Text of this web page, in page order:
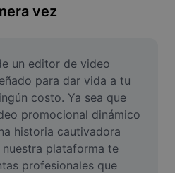
vez
un editor de video
para dar vida a tu
costo. Ya sea que
promocional dinámico
historia cautivadora
plataforma te
profesionales que